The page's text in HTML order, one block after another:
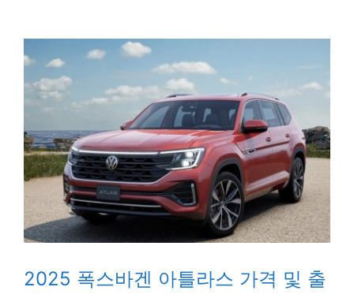
2025 폭스바겐 아틀라스 가격 및 출